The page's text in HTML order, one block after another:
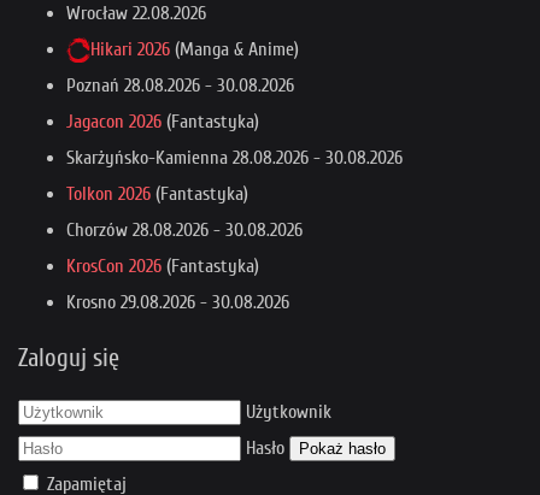
Wrocław 22.08.2026
Hikari 2026 (Manga & Anime)
Poznań 28.08.2026 - 30.08.2026
Jagacon 2026 (Fantastyka)
Skarżyńsko-Kamienna 28.08.2026 - 30.08.2026
Tolkon 2026 (Fantastyka)
Chorzów 28.08.2026 - 30.08.2026
KrosCon 2026 (Fantastyka)
Krosno 29.08.2026 - 30.08.2026
Zaloguj się
Użytkownik
Hasło
Pokaż hasło
Zapamiętaj